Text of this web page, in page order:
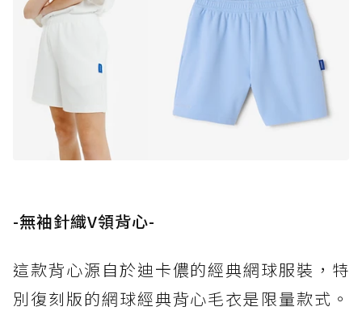
-無袖針織V領背心-
這款背心源自於迪卡儂的經典網球服裝，特
別復刻版的網球經典背心毛衣是限量款式。